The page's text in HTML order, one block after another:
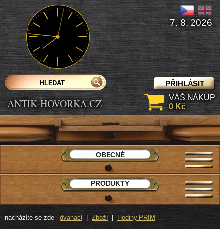
nacházíte se zde: dvanact Zboží Hodiny PRIM
ANTIK-HOVORKA.CZ
PŘIHLÁSIT
7. 8. 2026
VÁŠ NÁKUP
0 Kč
OBECNÉ
PRODUKTY